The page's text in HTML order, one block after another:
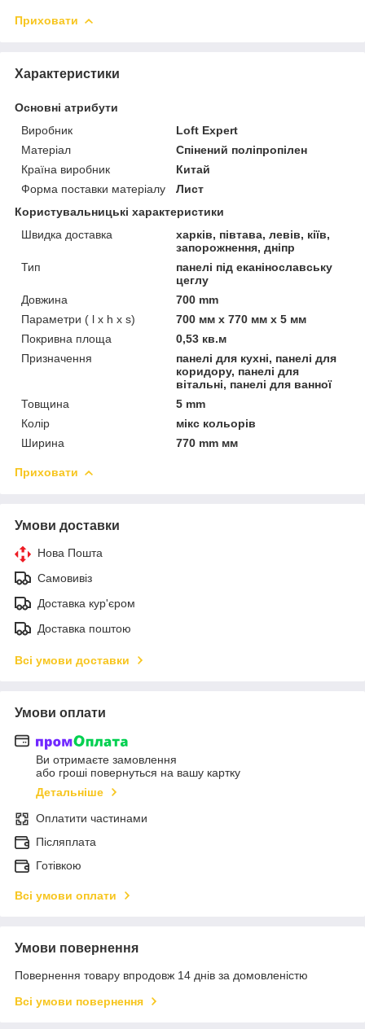
Приховати
Характеристики
Основні атрибути
Виробник
Loft Expert
Матеріал
Спінений поліпропілен
Країна виробник
Китай
Форма поставки матеріалу
Лист
Користувальницькі характеристики
Швидка доставка
харків, півтава, левів, кіїв,
запорожнення, дніпр
Тип
панелі під еканінославську
цеглу
Довжина
700 mm
Параметри ( l x h x s)
700 мм х 770 мм х 5 мм
Покривна площа
0,53 кв.м
Призначення
панелі для кухні, панелі для
коридору, панелі для
вітальні, панелі для ванної
Товщина
5 mm
Колір
мікс кольорів
Ширина
770 mm мм
Приховати
Умови доставки
Нова Пошта
Самовивіз
Доставка кур'єром
Доставка поштою
Всі умови доставки
Умови оплати
Ви отримаєте замовлення
або гроші повернуться на вашу картку
Детальніше
Оплатити частинами
Післяплата
Готівкою
Всі умови оплати
Умови повернення
Повернення товару впродовж 14 днів за домовленістю
Всі умови повернення